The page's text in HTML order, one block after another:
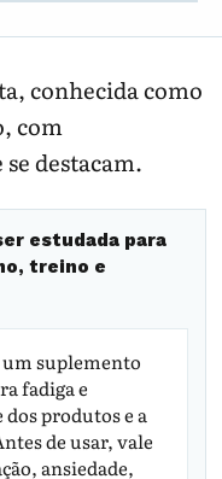
conhecida como
com
destacam.
estudada para
treino e
um suplemento
fadiga e
produtos e a
de usar, vale
ansiedade,